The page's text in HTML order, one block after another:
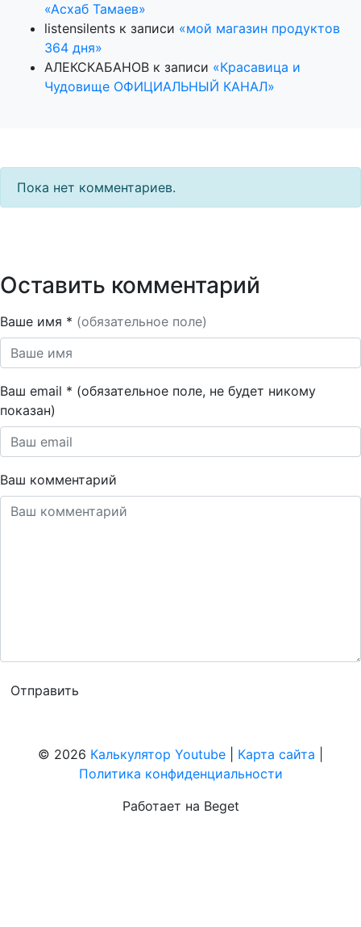
«Асхаб Тамаев»
listensilents к записи «мой магазин продуктов
364 дня»
АЛЕКСКАБАНОВ к записи «Красавица и
Чудовище ОФИЦИАЛЬНЫЙ КАНАЛ»
Пока нет комментариев.
Оставить комментарий
Ваше имя * (обязательное поле)
Ваш email * (обязательное поле, не будет никому
показан)
Ваш комментарий
© 2026 Калькулятор Youtube Карта сайта
Политика конфиденциальности
Работает на Beget